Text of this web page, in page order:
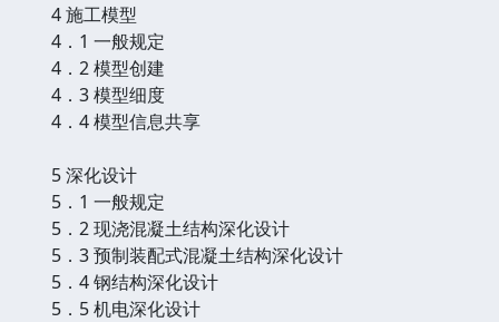
4 施工模型
4．1 一般规定
4．2 模型创建
4．3 模型细度
4．4 模型信息共享
5 深化设计
5．1 一般规定
5．2 现浇混凝土结构深化设计
5．3 预制装配式混凝土结构深化设计
5．4 钢结构深化设计
5．5 机电深化设计